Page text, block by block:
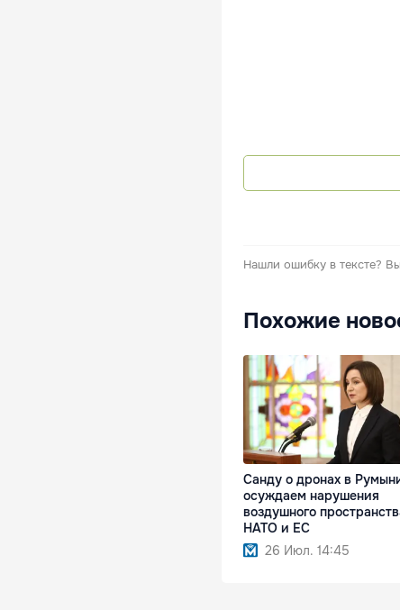
Нашли ошибку в тексте?
Похожие
Санду о дронах в
осуждаем нарушения
воздушного
НАТО и ЕС
26 Июл. 14:45